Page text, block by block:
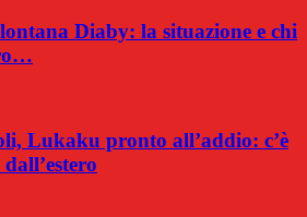
Diaby: la situazione e chi
Lukaku pronto all’addio: c’è